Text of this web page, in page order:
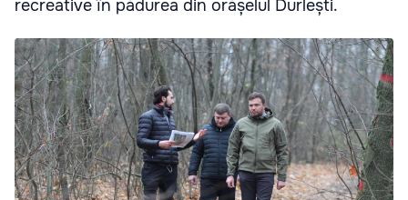
recreative în pădurea din orășelul Durlești.